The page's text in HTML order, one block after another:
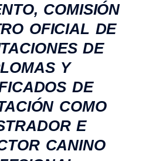
COMISIÓN
OFICIAL DE
DE
Y
DE
COMO
E
CANINO